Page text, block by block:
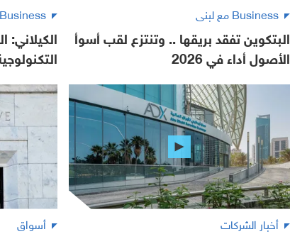
Business مع لبنى
البتكوين تفقد بريقها .. وتنتزع لقب أسوأ
الأصول أداء في 2026
Business مع لبنى
أخبار الشركات أسواق